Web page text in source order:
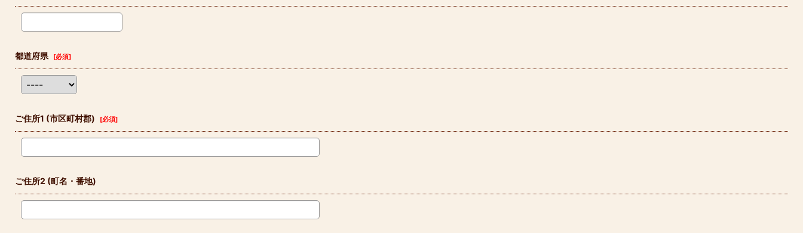
都道府県 [必須]
ご住所1 (市区町村郡) [必須]
ご住所2 (町名・番地)